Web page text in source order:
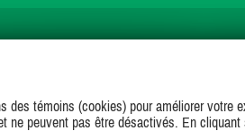
NOUS SUR
témoins (cookies) pour améliorer votre
peuvent pas être désactivés. En